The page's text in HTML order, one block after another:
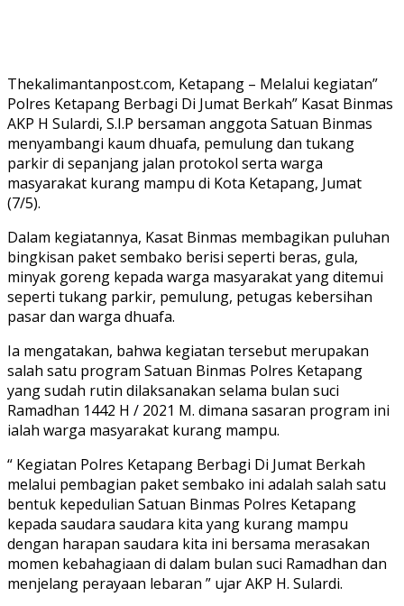
Thekalimantanpost.com, Ketapang – Melalui kegiatan”
Polres Ketapang Berbagi Di Jumat Berkah” Kasat Binmas
AKP H Sulardi, S.I.P bersaman anggota Satuan Binmas
menyambangi kaum dhuafa, pemulung dan tukang
parkir di sepanjang jalan protokol serta warga
masyarakat kurang mampu di Kota Ketapang, Jumat
(7/5).
Dalam kegiatannya, Kasat Binmas membagikan puluhan
bingkisan paket sembako berisi seperti beras, gula,
minyak goreng kepada warga masyarakat yang ditemui
seperti tukang parkir, pemulung, petugas kebersihan
pasar dan warga dhuafa.
Ia mengatakan, bahwa kegiatan tersebut merupakan
salah satu program Satuan Binmas Polres Ketapang
yang sudah rutin dilaksanakan selama bulan suci
Ramadhan 1442 H / 2021 M. dimana sasaran program ini
ialah warga masyarakat kurang mampu.
“ Kegiatan Polres Ketapang Berbagi Di Jumat Berkah
melalui pembagian paket sembako ini adalah salah satu
bentuk kepedulian Satuan Binmas Polres Ketapang
kepada saudara saudara kita yang kurang mampu
dengan harapan saudara kita ini bersama merasakan
momen kebahagiaan di dalam bulan suci Ramadhan dan
menjelang perayaan lebaran ” ujar AKP H. Sulardi.